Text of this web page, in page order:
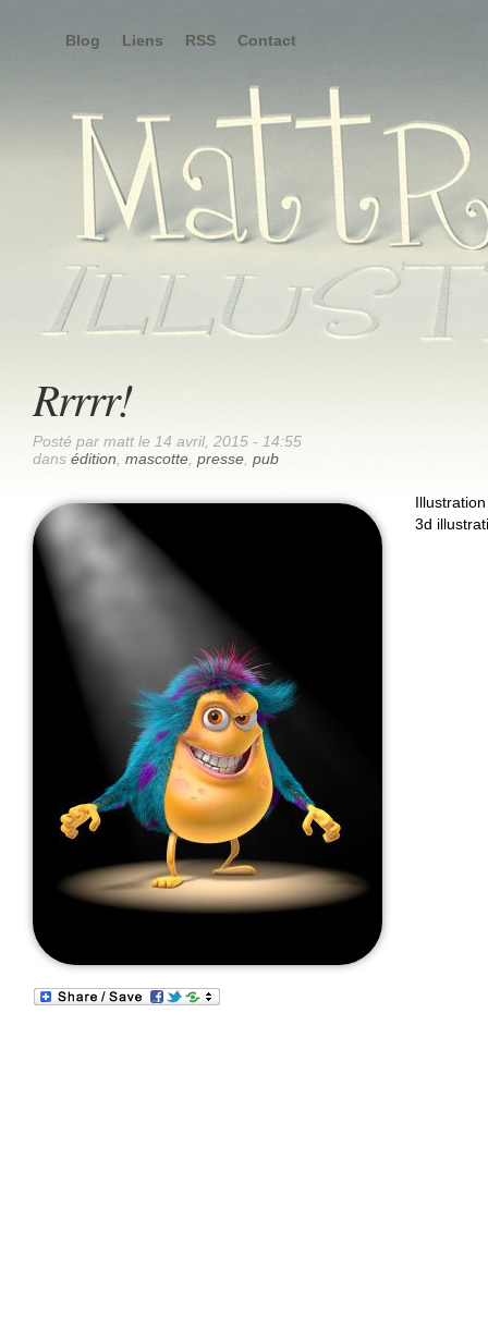
Blog Liens RSS Contact
Rrrrr!
Posté par matt le 14 avril, 2015 - 14:55
dans édition, mascotte, presse, pub
3d